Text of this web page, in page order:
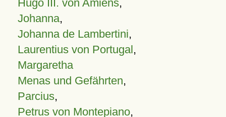
Hugo III. von Amiens,
Johanna,
Johanna de Lambertini,
Laurentius von Portugal,
Margaretha
Menas und Gefährten,
Parcius,
Petrus von Montepiano,